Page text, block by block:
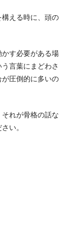
える時に、頭の
す必要がある場
言葉にまどわさ
圧倒的に多いの
れが骨格の話な
い。